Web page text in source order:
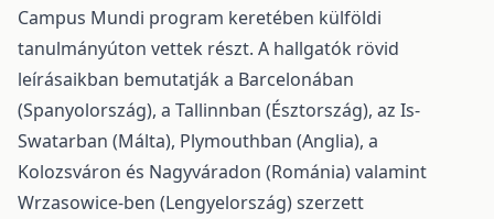
Campus Mundi program keretében külföldi
tanulmányúton vettek részt. A hallgatók rövid
leírásaikban bemutatják a Barcelonában
(Spanyolország), a Tallinnban (Észtország), az Is-
Swatarban (Málta), Plymouthban (Anglia), a
Kolozsváron és Nagyváradon (Románia) valamint
Wrzasowice-ben (Lengyelország) szerzett